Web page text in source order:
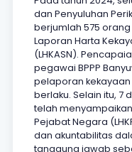
dan Penyuluhan
berjumlah 575
Laporan Harta
(LHKASN).
pegawai BPPP
pelaporan
berlaku. Selain itu, 7
telah
Pejabat Negara
dan akuntabilitas
tanggung jawab